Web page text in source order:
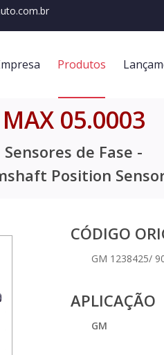
Produtos
MAX 05.0003
Sensores de Fase -
Position
CÓDIGO
GM 1238425/
APLICAÇÃO
GM